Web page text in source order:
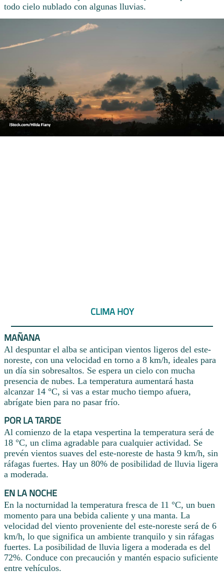
todo cielo nublado con algunas lluvias.
CLIMA HOY
MAÑANA
Al despuntar el alba se anticipan vientos ligeros del este-
noreste, con una velocidad en torno a 8 km/h, ideales para
un día sin sobresaltos. Se espera un cielo con mucha
presencia de nubes. La temperatura aumentará hasta
alcanzar 14 °C, si vas a estar mucho tiempo afuera,
abrígate bien para no pasar frío.
POR LA TARDE
Al comienzo de la etapa vespertina la temperatura será de
18 °C, un clima agradable para cualquier actividad. Se
prevén vientos suaves del este-noreste de hasta 9 km/h, sin
ráfagas fuertes. Hay un 80% de posibilidad de lluvia ligera
a moderada.
EN LA NOCHE
En la nocturnidad la temperatura fresca de 11 °C, un buen
momento para una bebida caliente y una manta. La
velocidad del viento proveniente del este-noreste será de 6
km/h, lo que significa un ambiente tranquilo y sin ráfagas
fuertes. La posibilidad de lluvia ligera a moderada es del
72%. Conduce con precaución y mantén espacio suficiente
entre vehículos.